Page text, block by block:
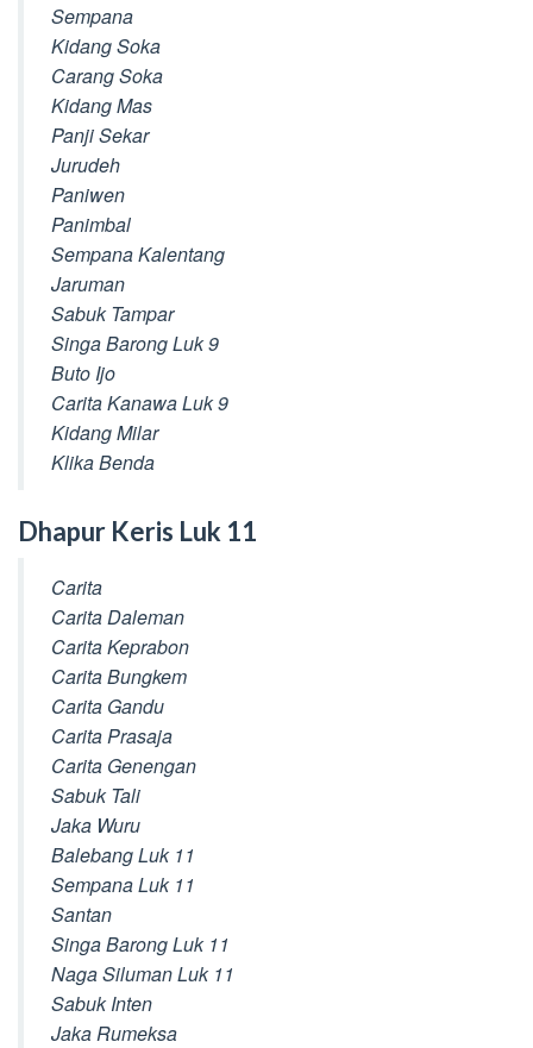
Sempana
Kidang Soka
Carang Soka
Kidang Mas
Panji Sekar
Jurudeh
Paniwen
Panimbal
Sempana Kalentang
Jaruman
Sabuk Tampar
Singa Barong Luk 9
Buto Ijo
Carita Kanawa Luk 9
Kidang Milar
Klika Benda
Dhapur Keris Luk 11
Carita
Carita Daleman
Carita Keprabon
Carita Bungkem
Carita Gandu
Carita Prasaja
Carita Genengan
Sabuk Tali
Jaka Wuru
Balebang Luk 11
Sempana Luk 11
Santan
Singa Barong Luk 11
Naga Siluman Luk 11
Sabuk Inten
Jaka Rumeksa